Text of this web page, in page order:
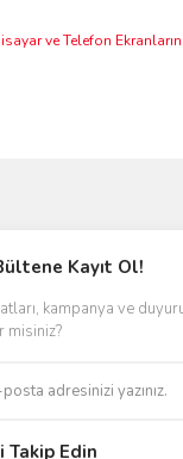
ve Telefon
Kayıt Ol!
kampanya ve
misiniz?
Takip Edin